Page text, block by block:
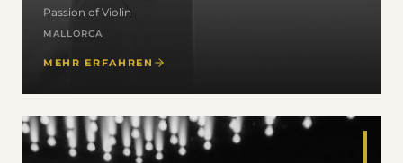
Passion of Violin
MALLORCA
MEHR ERFAHREN